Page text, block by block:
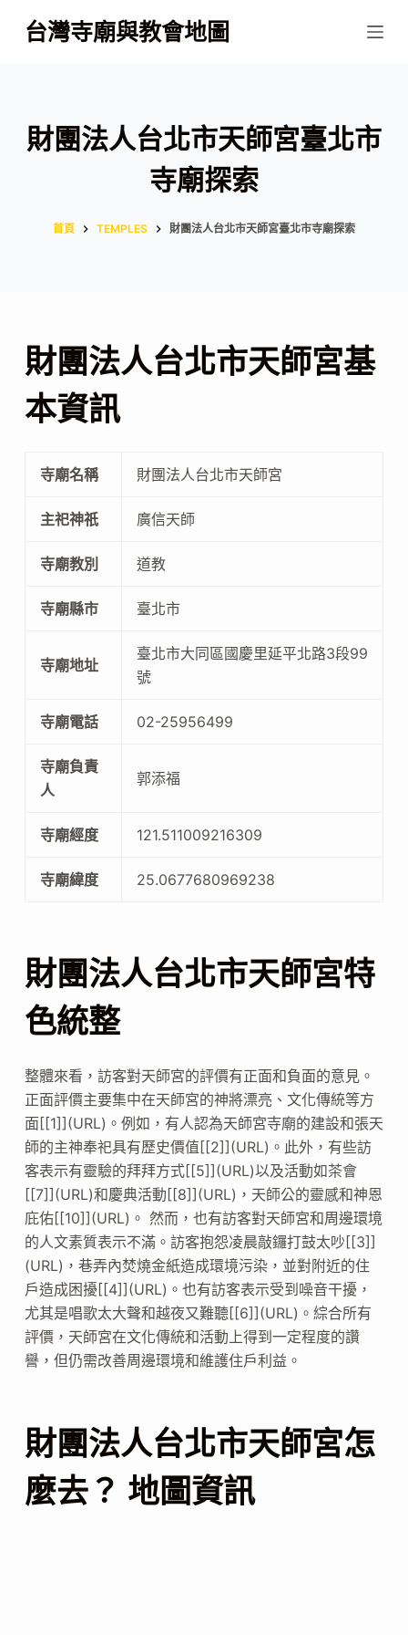
跳
至
容
台灣寺廟與教會地圖
財團法人台北市天師宮臺北市
寺廟探索
首頁 TEMPLES 財團法人台北市天師宮臺北市寺廟探索
財團法人台北市天師宮基
本資訊
寺廟名稱 財團法人台北市天師宮
主祀神祇 廣信天師
寺廟教別 道教
寺廟縣市 臺北市
寺廟地址
臺北市大同區國慶里延平北路3段99
號
寺廟電話 02-25956499
寺廟負責
人
郭添福
寺廟經度 121.511009216309
寺廟緯度 25.0677680969238
財團法人台北市天師宮特
色統整
整體來看，訪客對天師宮的評價有正面和負面的意見。
正面評價主要集中在天師宮的神將漂亮、文化傳統等方
面[[1]](URL)。例如，有人認為天師宮寺廟的建設和張天
師的主神奉祀具有歷史價值[[2]](URL)。此外，有些訪
客表示有靈驗的拜拜方式[[5]](URL)以及活動如茶會
[[7]](URL)和慶典活動[[8]](URL)，天師公的靈感和神恩
庇佑[[10]](URL)。 然而，也有訪客對天師宮和周邊環境
的人文素質表示不滿。訪客抱怨凌晨敲鑼打鼓太吵[[3]]
(URL)，巷弄內焚燒金紙造成環境污染，並對附近的住
戶造成困擾[[4]](URL)。也有訪客表示受到噪音干擾，
尤其是唱歌太大聲和越夜又難聽[[6]](URL)。綜合所有
評價，天師宮在文化傳統和活動上得到一定程度的讚
譽，但仍需改善周邊環境和維護住戶利益。
財團法人台北市天師宮怎
麼去？ 地圖資訊